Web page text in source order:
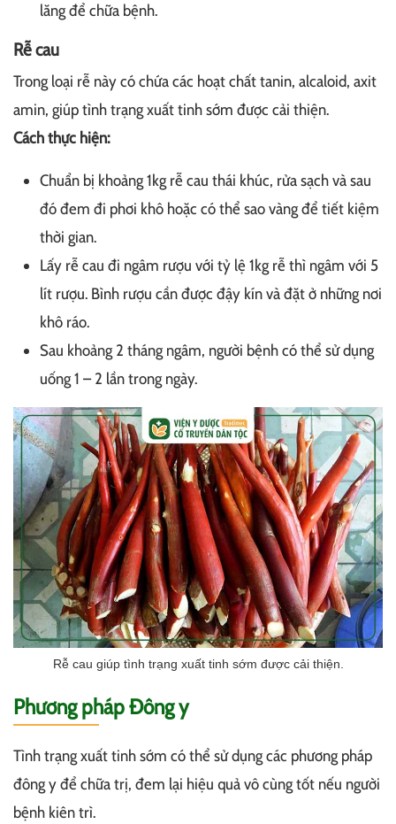
lăng để chữa bệnh.
Rễ cau
Trong loại rễ này có chứa các hoạt chất tanin, alcaloid, axit
amin, giúp tình trạng xuất tinh sớm được cải thiện.
Cách thực hiện:
Chuẩn bị khoảng 1kg rễ cau thái khúc, rửa sạch và sau
đó đem đi phơi khô hoặc có thể sao vàng để tiết kiệm
thời gian.
Lấy rễ cau đi ngâm rượu với tỷ lệ 1kg rễ thì ngâm với 5
lít rượu. Bình rượu cần được đậy kín và đặt ở những nơi
khô ráo.
Sau khoảng 2 tháng ngâm, người bệnh có thể sử dụng
uống 1 – 2 lần trong ngày.
Rễ cau giúp tình trạng xuất tinh sớm được cải thiện.
Phương pháp Đông y
Tình trạng xuất tinh sớm có thể sử dụng các phương pháp
đông y để chữa trị, đem lại hiệu quả vô cùng tốt nếu người
bệnh kiên trì.